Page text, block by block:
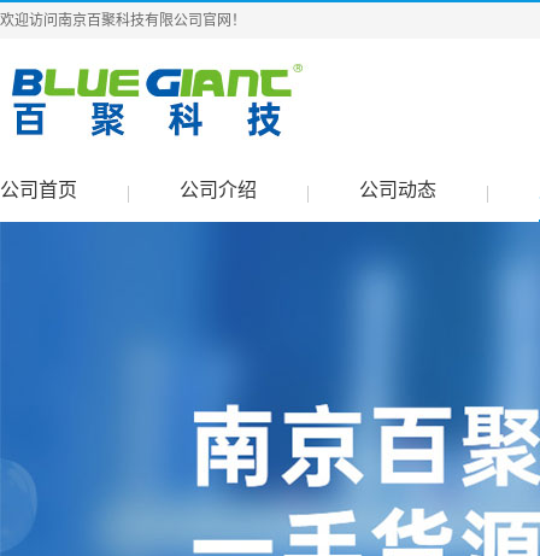
欢迎访问南京百聚科技有限公司官网！
公司首页 公司介绍 公司动态